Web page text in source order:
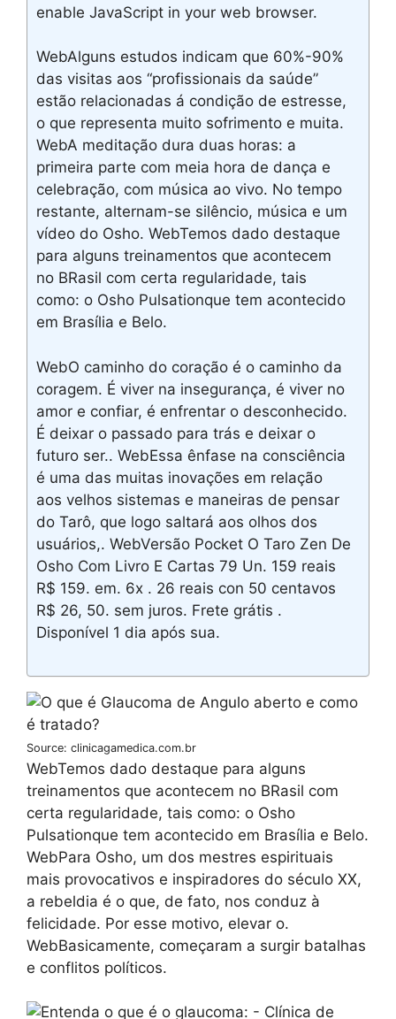
enable JavaScript in your web browser.
WebAlguns estudos indicam que 60%-90%
das visitas aos “profissionais da saúde”
estão relacionadas á condição de estresse,
o que representa muito sofrimento e muita.
WebA meditação dura duas horas: a
primeira parte com meia hora de dança e
celebração, com música ao vivo. No tempo
restante, alternam-se silêncio, música e um
vídeo do Osho. WebTemos dado destaque
para alguns treinamentos que acontecem
no BRasil com certa regularidade, tais
como: o Osho Pulsationque tem acontecido
em Brasília e Belo.
WebO caminho do coração é o caminho da
coragem. É viver na insegurança, é viver no
amor e confiar, é enfrentar o desconhecido.
É deixar o passado para trás e deixar o
futuro ser.. WebEssa ênfase na consciência
é uma das muitas inovações em relação
aos velhos sistemas e maneiras de pensar
do Tarô, que logo saltará aos olhos dos
usuários,. WebVersão Pocket O Taro Zen De
Osho Com Livro E Cartas 79 Un. 159 reais
R$ 159. em. 6x . 26 reais con 50 centavos
R$ 26, 50. sem juros. Frete grátis .
Disponível 1 dia após sua.
Source: clinicagamedica.com.br
WebTemos dado destaque para alguns
treinamentos que acontecem no BRasil com
certa regularidade, tais como: o Osho
Pulsationque tem acontecido em Brasília e Belo.
WebPara Osho, um dos mestres espirituais
mais provocativos e inspiradores do século XX,
a rebeldia é o que, de fato, nos conduz à
felicidade. Por esse motivo, elevar o.
WebBasicamente, começaram a surgir batalhas
e conflitos políticos.